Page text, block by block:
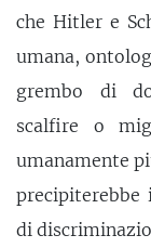
che Hitler e
umana,
grembo di
scalfire o
umanamente
di